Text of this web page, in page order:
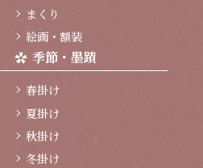
まくり
絵画・額装
季節・墨蹟
春掛け
夏掛け
秋掛け
冬掛け